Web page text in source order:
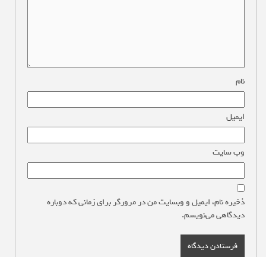
نام
ایمیل
وب‌ سایت
ذخیره نام، ایمیل و وبسایت من در مرورگر برای زمانی که دوباره
دیدگاهی می‌نویسم.